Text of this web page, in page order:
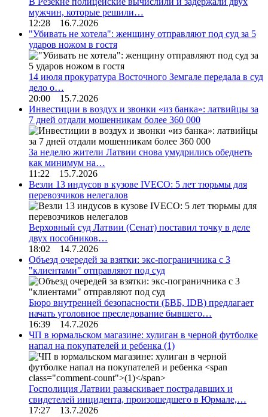
мужчин, которые решили…
12:28 16.7.2026
"Убивать не хотела": женщину отправляют под суд за 5
ударов ножом в гостя
14 июля прокуратура Восточного Земгале передала в суд
дело о…
20:00 15.7.2026
Инвестиции в воздух и звонки «из банка»: латвийцы за
7 дней отдали мошенникам более 360 000
За неделю жители Латвии снова умудрились обеднеть
как минимум на…
11:22 15.7.2026
Везли 13 индусов в кузове IVECO: 5 лет тюрьмы для
перевозчиков нелегалов
Верховный суд Латвии (Сенат) поставил точку в деле
двух пособников…
18:02 14.7.2026
Объезд очередей за взятки: экс-пограничника с 3
"клиентами" отправляют под суд
Бюро внутренней безопасности (БВБ, IDB) предлагает
начать уголовное преследование бывшего…
16:39 14.7.2026
ЧП в юрмальском магазине: хулиган в черной футболке
напал на покупателей и ребенка (1)
Госполиция Латвии разыскивает пострадавших и
свидетелей инцидента, произошедшего в Юрмале,…
17:27 13.7.2026